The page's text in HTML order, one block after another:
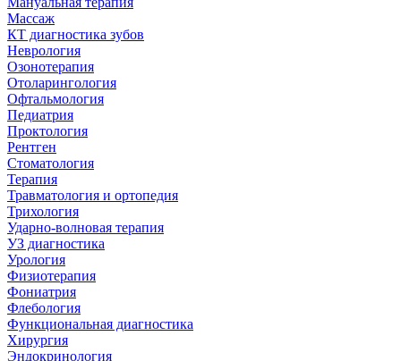
Массаж
КТ диагностика зубов
Неврология
Озонотерапия
Отоларингология
Офтальмология
Педиатрия
Проктология
Рентген
Стоматология
Терапия
Травматология и ортопедия
Трихология
Ударно-волновая терапия
УЗ диагностика
Урология
Физиотерапия
Фониатрия
Флебология
Функциональная диагностика
Хирургия
Эндокринология